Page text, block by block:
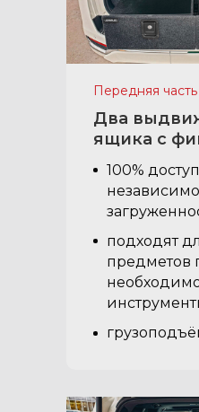
Передняя часть
Два
ящика с
100%
подходят
предметов